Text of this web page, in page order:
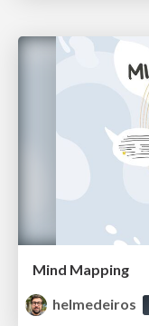
Mind Mapping
helmedeiros